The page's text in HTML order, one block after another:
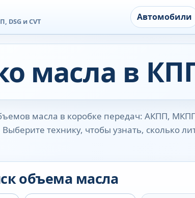
и CVT Автомобили
масла в
масла в коробке передач: АКПП,
технику, чтобы узнать, сколько
объема масла